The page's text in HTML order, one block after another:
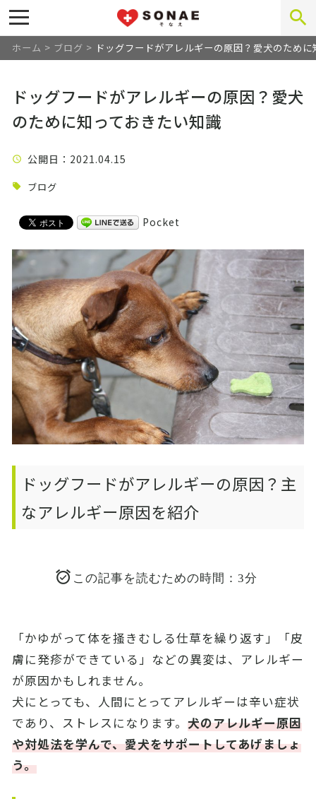
ホーム > ブログ > ドッグフードがアレルギーの原因？愛犬のため
ドッグフードがアレルギーの原因？愛犬
のために知っておきたい知識
公開日 ：2021.04.15
ブログ
Pocket
ドッグフードがアレルギーの原因？主
なアレルギー原因を紹介
この記事を読むための時間：3分
「かゆがって体を掻きむしる仕草を繰り返す」「皮
膚に発疹ができている」などの異変は、アレルギー
が原因かもしれません。
犬にとっても、人間にとってアレルギーは辛い症状
であり、ストレスになります。 犬のアレルギー原因
や対処法を学んで、愛犬をサポートしてあげましょ
う。